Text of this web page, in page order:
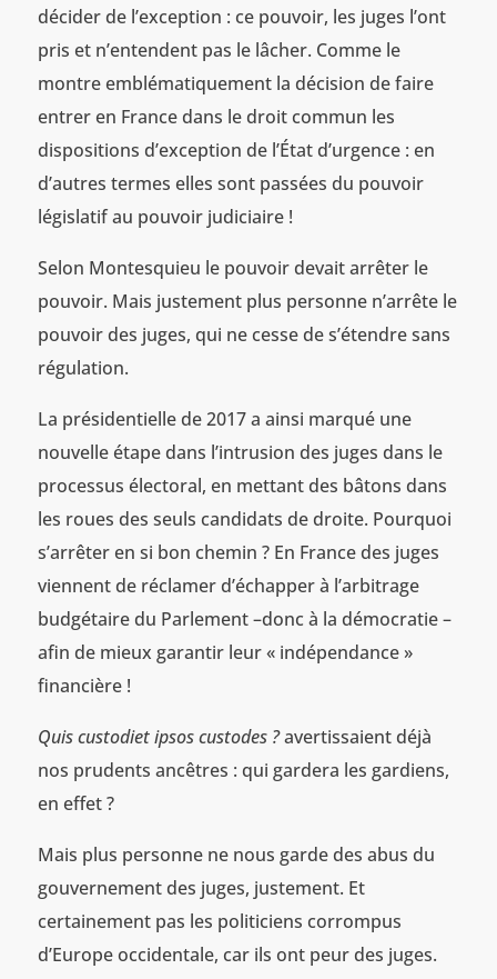
décider de l’exception : ce pouvoir, les juges l’ont
pris et n’entendent pas le lâcher. Comme le
montre emblématiquement la décision de faire
entrer en France dans le droit commun les
dispositions d’exception de l’État d’urgence : en
d’autres termes elles sont passées du pouvoir
législatif au pouvoir judiciaire !
Selon Montesquieu le pouvoir devait arrêter le
pouvoir. Mais justement plus personne n’arrête le
pouvoir des juges, qui ne cesse de s’étendre sans
régulation.
La présidentielle de 2017 a ainsi marqué une
nouvelle étape dans l’intrusion des juges dans le
processus électoral, en mettant des bâtons dans
les roues des seuls candidats de droite. Pourquoi
s’arrêter en si bon chemin ? En France des juges
viennent de réclamer d’échapper à l’arbitrage
budgétaire du Parlement –donc à la démocratie –
afin de mieux garantir leur « indépendance »
financière !
Quis custodiet ipsos custodes ?avertissaient déjà
nos prudents ancêtres : qui gardera les gardiens,
en effet ?
Mais plus personne ne nous garde des abus du
gouvernement des juges, justement. Et
certainement pas les politiciens corrompus
d’Europe occidentale, car ils ont peur des juges.